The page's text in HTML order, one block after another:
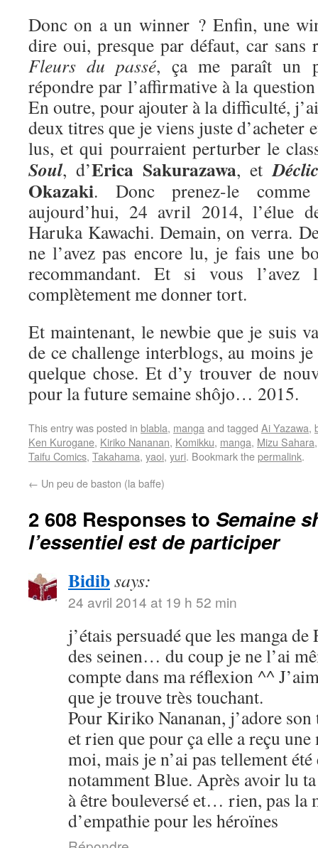
Donc on a un winner ? Enfin, une
dire oui, presque par défaut, car sans
Fleurs du passé, ça me paraît un
répondre par l’affirmative à la
En outre, pour ajouter à la difficulté,
deux titres que je viens juste d’acheter
lus, et qui pourraient perturber le
Soul, d’Erica Sakurazawa, et
Okazaki. Donc prenez-le
aujourd’hui, 24 avril 2014, l’élue
Haruka Kawachi. Demain, on verra.
ne l’avez pas encore lu, je fais une
recommandant. Et si vous l’avez
complètement me donner tort.
Et maintenant, le newbie que je suis
de ce challenge interblogs, au moins
quelque chose. Et d’y trouver de
pour la future semaine shôjo… 2015.
This entry was posted in blabla, mangaand tagged Ai Yazawa,
Ken Kurogane, Kiriko Nananan, Komikku, manga, Mizu Sahara
Taifu Comics, Takahama, yaoi, yuri. Bookmark thepermalink.
← Un peu de baston (la baffe)
2 608 Responses to Semaine
l’essentiel est de participer
Bidibsays:
24 avril 2014 at 19 h 52 min
j’étais persuadé que les manga
des seinen… du coup je ne l’ai
compte dans ma réflexion ^^
que je trouve très touchant.
Pour Kiriko Nananan, j’adore
et rien que pour ça elle a reçu
moi, mais je n’ai pas tellement
notamment Blue. Après avoir lu
à être bouleversé et… rien, pas la
d’empathie pour les héroïnes